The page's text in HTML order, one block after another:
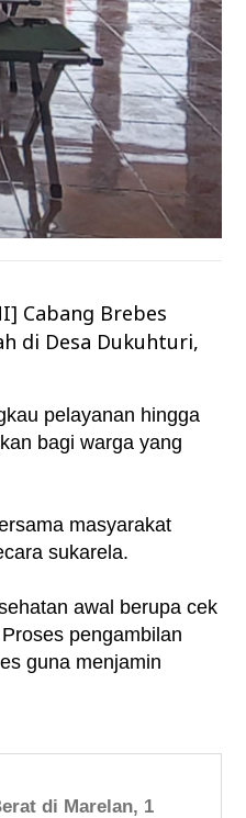
Cabang Brebes
di Desa Dukuhturi,
pelayanan hingga
bagi warga yang
masyarakat
sukarela.
awal berupa cek
pengambilan
guna menjamin
di Marelan, 1